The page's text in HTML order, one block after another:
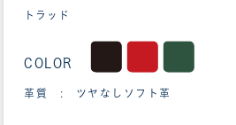
トラッド
COLOR
革質 : ツヤなしソフト革